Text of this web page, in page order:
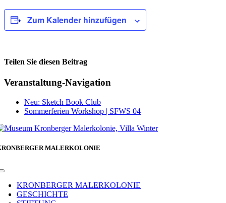
Zum Kalender hinzufügen
Teilen Sie diesen Beitrag
Facebook
Veranstaltung-Navigation
Neu: Sketch Book Club
Sommerferien Workshop | SFWS 04
MALERKOLONIE
Toggle
NavigationKRONBERGER MALERKOLONIE
GESCHICHTE